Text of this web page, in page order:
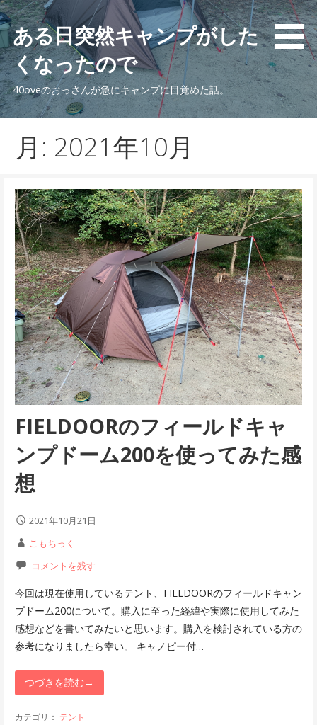
コ
ン
テ
ン
ツ
へ
移
ある日突然キャンプがした
くなったので
40oveのおっさんが急にキャンプに目覚めた話。
月: 2021年10月
FIELDOORのフィールドキャ
ンプドーム200を使ってみた感
想
2021年10月21日
こもちっく
コメントを残す
今回は現在使用しているテント、FIELDOORのフィールドキャン
プドーム200について。購入に至った経緯や実際に使用してみた
感想などを書いてみたいと思います。購入を検討されている方の
参考になりましたら幸い。 キャノピー付…
つづきを読む→
カテゴリ： テント